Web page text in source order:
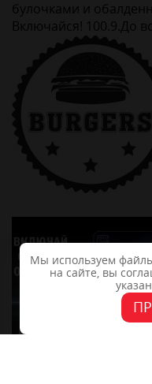
булочками и
Включайся! 100.9.До
Мы используем
на сайте, вы